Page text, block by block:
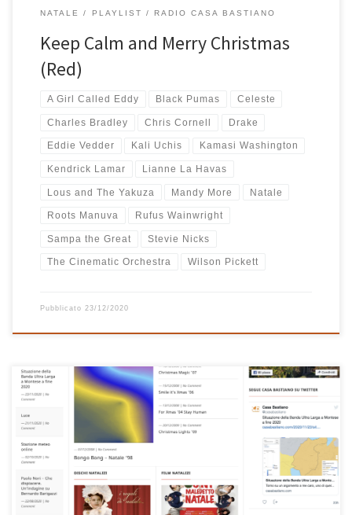
NATALE PLAYLIST RADIO CASA BASTIANO
Keep Calm and Merry Christmas
(Red)
A Girl Called Eddy Black Pumas Celeste
Charles Bradley Chris Cornell Drake
Eddie Vedder Kali Uchis Kamasi Washington
Kendrick Lamar Lianne La Havas
Lous and The Yakuza Mandy More Natale
Roots Manuva Rufus Wainwright
Sampa the Great Stevie Nicks
The Cinematic Orchestra Wilson Pickett
Pubblicato 23/12/2020
Da oggi casabastiano.com diventa un po’ più natalizio. Niente
decori o lucine, ma tiriamo fuori tutti i contenuti del sito a tema
natalizio. Ecco così che le sezioni Playlist, Dischi e Film presenti in
homepage inizieranno a mostrare contenuti legati al Natale diversi
ad ogni visita. Verranno scelti a caso […]